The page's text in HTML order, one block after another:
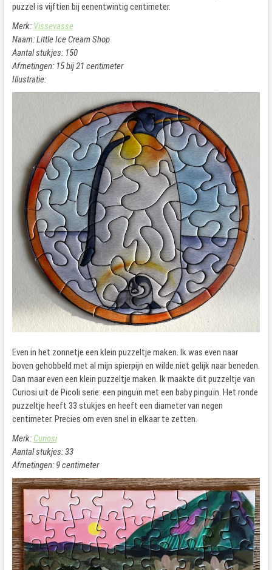
puzzel is vijftien bij eenentwintig centimeter.
Merk: Vissevasse
Naam: Little Ice Cream Shop
Aantal stukjes: 150
Afmetingen: 15 bij 21 centimeter
Illustratie:
Even in het zonnetje een klein puzzeltje maken. Ik was even naar
boven gehobbeld met al mijn spierpijn en wilde niet gelijk naar beneden.
Dan maar even een klein puzzeltje maken. Ik maakte dit puzzeltje van
Curiosi uit de Picoli serie: een pinguïn met een baby pinguïn. Het ronde
puzzeltje heeft 33 stukjes en heeft een diameter van negen
centimeter. Precies om even snel in elkaar te zetten.
Merk: Curiosi
Aantal stukjes: 33
Afmetingen: 9 centimeter